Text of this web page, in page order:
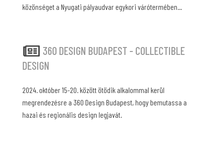
közönséget a Nyugati pályaudvar egykori várótermében...
360 DESIGN BUDAPEST - COLLECTIBLE
DESIGN
2024. október 15-20. között ötödik alkalommal kerül
megrendezésre a 360 Design Budapest, hogy bemutassa a
hazai és regionális design legjavát.